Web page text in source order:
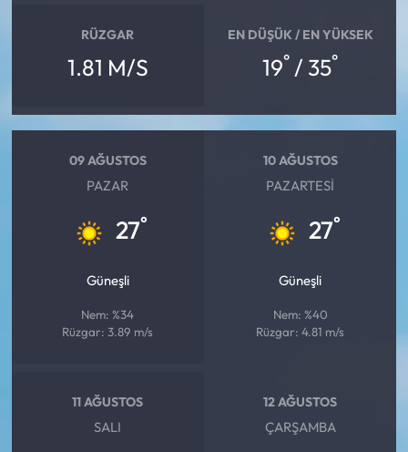
RÜZGAR
1.81 M/S
EN DÜŞÜK / EN YÜKSEK
19° / 35°
09 AĞUSTOS
PAZAR
27°
Güneşli
Nem: %34
Rüzgar: 3.89 m/s
10 AĞUSTOS
PAZARTESI
27°
Güneşli
Nem: %40
Rüzgar: 4.81 m/s
11 AĞUSTOS
SALI
12 AĞUSTOS
ÇARŞAMBA
Resmi Reklam
Sağlık
Siyaset
Yaşam